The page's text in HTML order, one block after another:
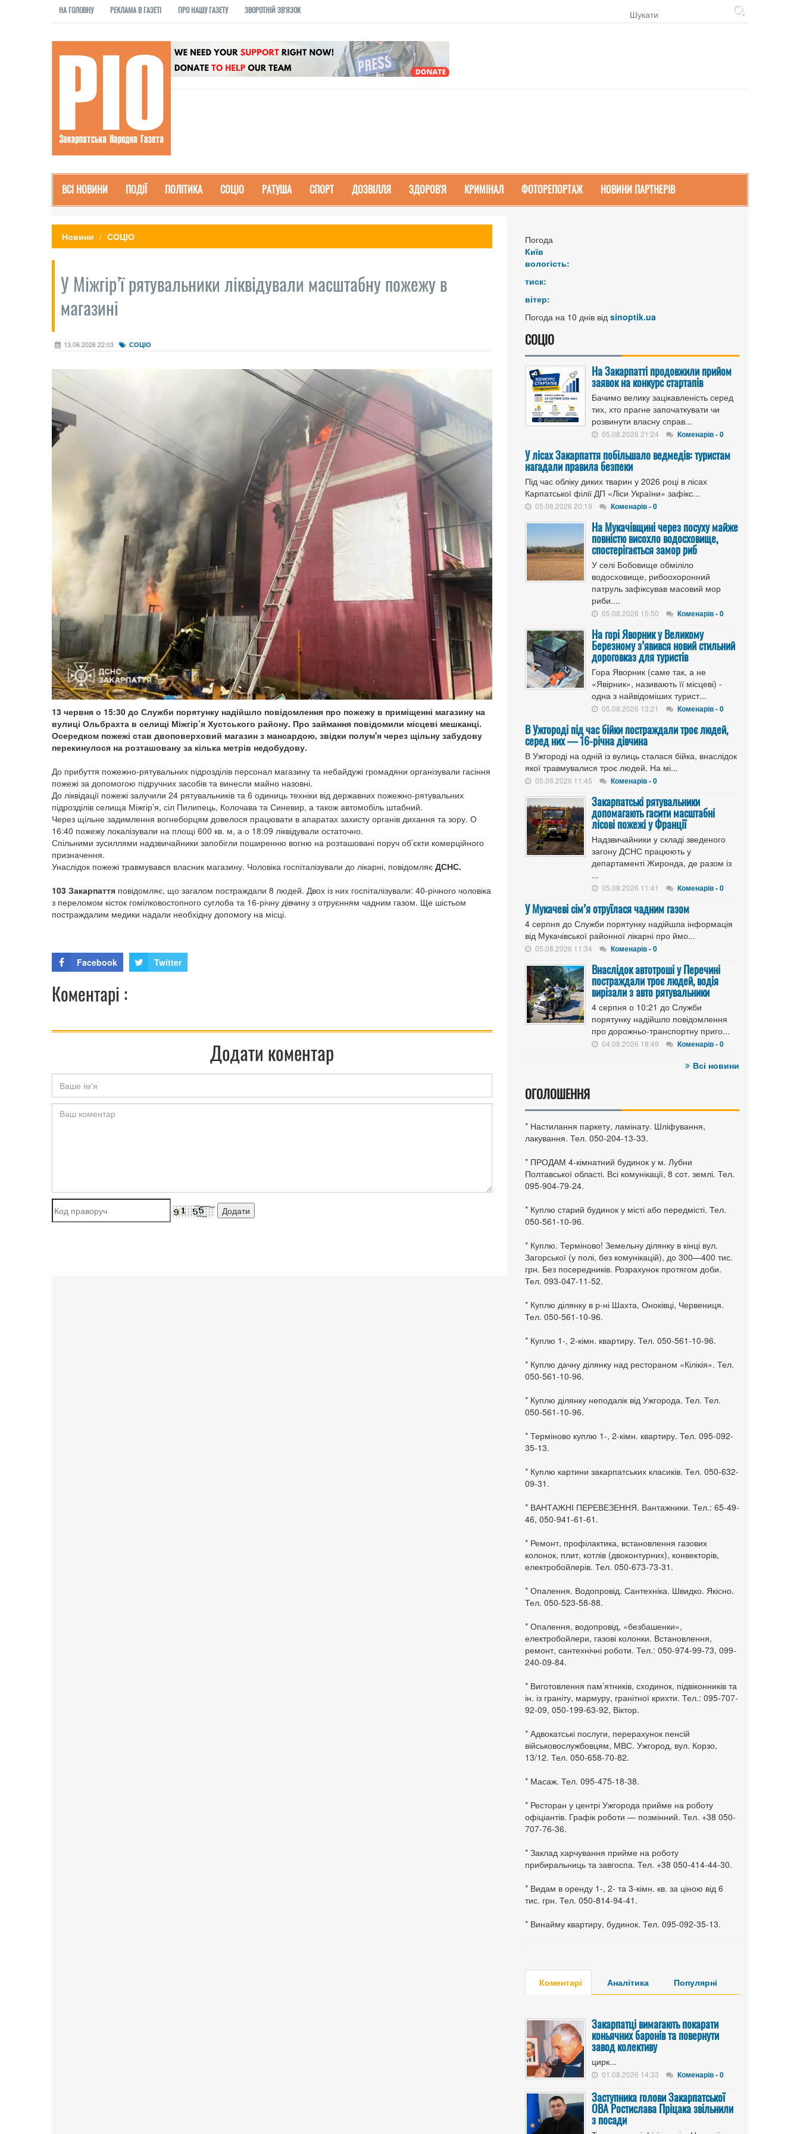
НА ГОЛОВНУ РЕКЛАМА В ГАЗЕТІ ПРО НАШУ ГАЗЕТУ ЗВОРОТНІЙ ЗВ'ЯЗОК
ВСІ НОВИНИ ПОДІЇ ПОЛІТИКА СОЦІО РАТУША СПОРТ ДОЗВІЛЛЯ ЗДОРОВ'Я КРИМІНАЛ ФОТОРЕПОРТАЖ НОВИНИ ПАРТНЕРІВ
Новини СОЦІО
У Міжгір’ї рятувальники ліквідували масштабну пожежу в
магазині
13.06.2026 22:03 СОЦІО
13 червня о 15:30 до Служби порятунку надійшло повідомлення про пожежу в приміщенні магазину на
вулиці Ольбрахта в селищі Міжгір’я Хустського району. Про займання повідомили місцеві мешканці.
Осередком пожежі став двоповерховий магазин з мансардою, звідки полум'я через щільну забудову
перекинулося на розташовану за кілька метрів недобудову.
До прибуття пожежно-рятувальних підрозділів персонал магазину та небайдужі громадяни організували гасіння
пожежі за допомогою підручних засобів та винесли майно назовні.
До ліквідації пожежі залучили 24 рятувальників та 6 одиниць техніки від державних пожежно-рятувальних
підрозділів селища Міжгір’я, сіл Пилипець, Колочава та Синевир, а також автомобіль штабний.
Через щільне задимлення вогнеборцям довелося працювати в апаратах захисту органів дихання та зору. О
16:40 пожежу локалізували на площі 600 кв. м, а о 18:09 ліквідували остаточно.
Спільними зусиллями надзвичайники запобігли поширенню вогню на розташовані поруч об’єкти комерційного
призначення.
Унаслідок пожежі травмувався власник магазину. Чоловіка госпіталізували до лікарні, повідомляє ДСНС.
103 Закарпаття повідомляє, що загалом постраждали 8 людей. Двох із них госпіталізували: 40-річного чоловіка
з переломом кісток гомілковостопного суглоба та 16-річну дівчину з отруєнням чадним газом. Ще шістьом
постраждалим медики надали необхідну допомогу на місці.
Facebook Twitter
Коментарі :
Додати коментар
Погода
Київ
вологість:
тиск:
вітер:
Погода на 10 днів від sinoptik.ua
СОЦІО
На Закарпатті продовжили прийом
заявок на конкурс стартапів
Бачимо велику зацікавленість серед
тих, хто прагне започаткувати чи
розвинути власну справ...
05.08.2026 21:24 Коменарів - 0
У лісах Закарпаття побільшало ведмедів: туристам
нагадали правила безпеки
Під час обліку диких тварин у 2026 році в лісах
Карпатської філії ДП «Ліси України» зафікс...
05.08.2026 20:19 Коменарів - 0
На Мукачівщині через посуху майже
повністю висохло водосховище,
спостерігається замор риб
У селі Бобовище обміліло
водосховище, рибоохоронний
патруль зафіксував масовий мор
риби....
05.08.2026 15:50 Коменарів - 0
На горі Яворник у Великому
Березному з’явився новий стильний
дороговказ для туристів
Гора Яворник (саме так, а не
«Явірник», називають її місцеві) -
одна з найвідоміших турист...
05.08.2026 13:21 Коменарів - 0
В Ужгороді під час бійки постраждали троє людей,
серед них — 16-річна дівчина
В Ужгороді на одній із вулиць сталася бійка, внаслідок
якої травмувалися троє людей. На мі...
05.08.2026 11:45 Коменарів - 0
Закарпатські рятувальники
допомагають гасити масштабні
лісові пожежі у Франції
Надзвичайники у складі зведеного
загону ДСНС працюють у
департаменті Жиронда, де разом із
...
05.08.2026 11:41 Коменарів - 0
У Мукачеві сім’я отруїлася чадним газом
4 серпня до Служби порятунку надійшла інформація
від Мукачівської районної лікарні про ймо...
05.08.2026 11:34 Коменарів - 0
Внаслідок автотроші у Перечині
постраждали троє людей, водія
вирізали з авто рятувальники
4 серпня о 10:21 до Служби
порятунку надійшло повідомлення
про дорожньо-транспортну приго...
04.08.2026 18:49 Коменарів - 0
Всі новини
ОГОЛОШЕННЯ
* Настилання паркету, ламінату. Шліфування,
лакування. Тел. 050-204-13-33.
* ПРОДАМ 4-кімнатний будинок у м. Лубни
Полтавської області. Всі комунікації, 8 сот. землі. Тел.
095-904-79-24.
* Куплю старий будинок у місті або передмісті. Тел.
050-561-10-96.
* Куплю. Терміново! Земельну ділянку в кінці вул.
Загорської (у полі, без комунікацій), до 300—400 тис.
грн. Без посередників. Розрахунок протягом доби.
Тел. 093-047-11-52.
* Куплю ділянку в р-ні Шахта, Оноківці, Червениця.
Тел. 050-561-10-96.
* Куплю 1-, 2-кімн. квартиру. Тел. 050-561-10-96.
* Куплю дачну ділянку над рестораном «Кілікія». Тел.
050-561-10-96.
* Куплю ділянку неподалік від Ужгорода. Тел. Тел.
050-561-10-96.
* Терміново куплю 1-, 2-кімн. квартиру. Тел. 095-092-
35-13.
* Куплю картини закарпатських класиків. Тел. 050-632-
09-31.
* ВАНТАЖНІ ПЕРЕВЕЗЕННЯ. Вантажники. Тел.: 65-49-
46, 050-941-61-61.
* Ремонт, профілактика, встановлення газових
колонок, плит, котлів (двоконтурних), конвекторів,
електробойлерів. Тел. 050-673-73-31.
* Опалення. Водопровід. Сантехніка. Швидко. Якісно.
Тел. 050-523-58-88.
* Опалення, водопровід, «безбашенки»,
електробойлери, газові колонки. Встановлення,
ремонт, сантехнічні роботи. Тел.: 050-974-99-73, 099-
240-09-84.
* Виготовлення пам’ятників, сходинок, підвіконників та
ін. із граніту, мармуру, гранітної крихти. Тел.: 095-707-
92-09, 050-199-63-92, Віктор.
* Адвокатські послуги, перерахунок пенсій
військовослужбовцям, МВС. Ужгород, вул. Корзо,
13/12. Тел. 050-658-70-82.
* Масаж. Тел. 095-475-18-38.
* Ресторан у центрі Ужгорода прийме на роботу
офіціантів. Графік роботи — позмінний. Тел. +38 050-
707-76-36.
* Заклад харчування прийме на роботу
прибиральниць та завгоспа. Тел. +38 050-414-44-30.
* Видам в оренду 1-, 2- та 3-кімн. кв. за ціною від 6
тис. грн. Тел. 050-814-94-41.
* Винайму квартиру, будинок. Тел. 095-092-35-13.
Коментарі Аналітика Популярні
Закарпатці вимагають покарати
коньячних баронів та повернути
завод колективу
цирк...
01.08.2026 14:33 Коменарів - 0
Заступника голови Закарпатської
ОВА Ростислава Пріцака звільнили
з посади